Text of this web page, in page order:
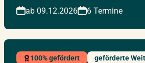
ab 09.12.2026 6 Termine
100% gefördert geförderte